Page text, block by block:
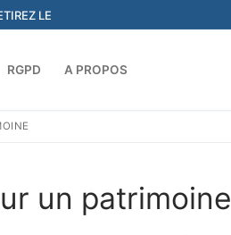
LE
RGPD A PROPOS
un patrimoine